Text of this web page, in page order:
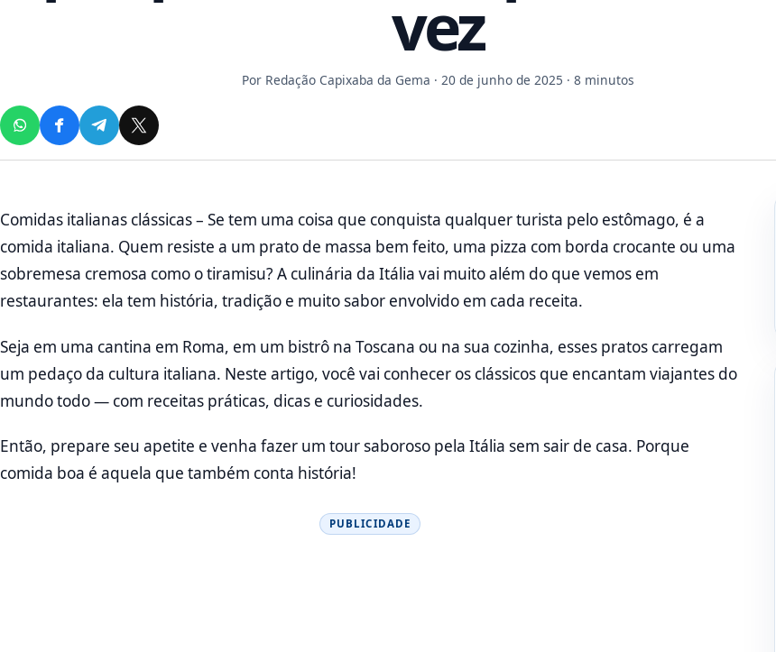
vez
Por Redação Capixaba da Gema · 20 de junho de 2025 · 8 minutos
Comidas italianas clássicas – Se tem uma coisa que conquista qualquer turista pelo estômago, é a
comida italiana. Quem resiste a um prato de massa bem feito, uma pizza com borda crocante ou uma
sobremesa cremosa como o tiramisu? A culinária da Itália vai muito além do que vemos em
restaurantes: ela tem história, tradição e muito sabor envolvido em cada receita.
Seja em uma cantina em Roma, em um bistrô na Toscana ou na sua cozinha, esses pratos carregam
um pedaço da cultura italiana. Neste artigo, você vai conhecer os clássicos que encantam viajantes do
mundo todo — com receitas práticas, dicas e curiosidades.
Então, prepare seu apetite e venha fazer um tour saboroso pela Itália sem sair de casa. Porque
comida boa é aquela que também conta história!
PUBLICIDADE